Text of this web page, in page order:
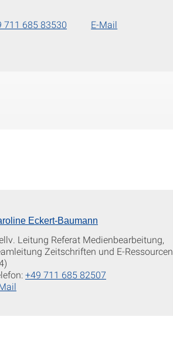
711 685 83530 E-Mail
Eckert-Baumann
Leitung Referat Medienbearbeitung,
Zeitschriften und E-Ressourcen
+49 711 685 82507